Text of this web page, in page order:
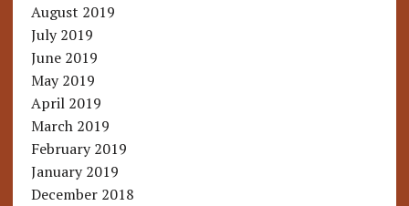
August 2019
July 2019
June 2019
May 2019
April 2019
March 2019
February 2019
January 2019
December 2018